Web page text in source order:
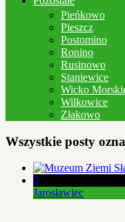
Pieńkowo
Pieszcz
Postomino
Ronino
Rusinowo
Staniewice
Wicko
Wilkowice
Złakowo
Wszystkie posty
0
Jarosławiec